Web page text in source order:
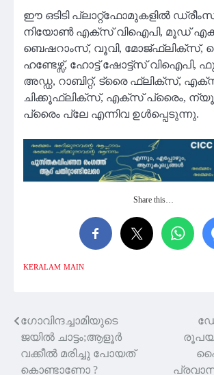
ഈ ഒടിടി പ്ലാറ്റ്‌ഫോമുകളിൽ
നിയോൺ എക്സ് വിഐപി, മൂഡ്
ബെഷറാംസ്, വൂവി, മോജ്ഫ്ലിക്സ്,
ഹണ്ടേഴ്സ്, ഹോട്ട് ഷോട്ട്സ് വിഐപി,
അഡ്ഡ, റാബിറ്റ്, ട്രൈ ഫ്ലിക്സ്,
ചിക്കൂഫ്ലിക്സ്, എക്സ് പ്രൈം,
പ്രൈം പ്ലേ എന്നിവ ഉൾപ്പെടുന്നു.
Share this…
KERALAM MAIN
Post
navigation
ഗോവിന്ദച്ചാമിയുടെ
ജയിൽ ചാട്ടം;ആളൂർ
വക്കീൽ മരിച്ചു പോയത്
കൊണ്ടാണോ ?